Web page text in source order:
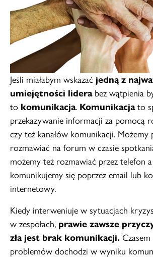
Jeśli miałabym wskazać jedną z
umiejętności liderabez wątpienia
to komunikacja. Komunikacjato
przekazywanie informacji za pomocą
czy też kanałów komunikacji. Możemy
rozmawiać na forum w czasie
możemy też rozmawiać przez telefon a
komunikujemy się poprzez email lub
internetowy.
Kiedy interweniuje w sytuacjach
w zespołach, prawie zawsze
zła jest brak komunikacji.
problemów dochodzi w wyniku